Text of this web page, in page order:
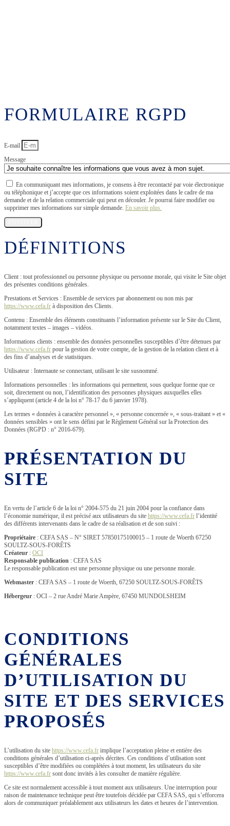
FORMULAIRE RGPD
E-mail
Message
En communiquant mes informations, je consens à être recontacté par voie électronique
ou téléphonique et j’accepte que ces informations soient exploitées dans le cadre de ma
demande et de la relation commerciale qui peut en découler. Je pourrai faire modifier ou
supprimer mes informations sur simple demande. En savoir plus.​
DÉFINITIONS
Client : tout professionnel ou personne physique ou personne morale, qui visite le Site objet
des présentes conditions générales.
Prestations et Services : Ensemble de services par abonnement ou non mis par
https://www.cefa.fr à disposition des Clients.
Contenu : Ensemble des éléments constituants l’information présente sur le Site du Client,
notamment textes – images – vidéos.
Informations clients : ensemble des données personnelles susceptibles d’être détenues par
https://www.cefa.fr pour la gestion de votre compte, de la gestion de la relation client et à
des fins d’analyses et de statistiques.
Utilisateur : Internaute se connectant, utilisant le site susnommé.
Informations personnelles : les informations qui permettent, sous quelque forme que ce
soit, directement ou non, l’identification des personnes physiques auxquelles elles
s’appliquent (article 4 de la loi n° 78-17 du 6 janvier 1978).
Les termes « données à caractère personnel », « personne concernée », « sous-traitant » et «
données sensibles » ont le sens défini par le Règlement Général sur la Protection des
Données (RGPD : n° 2016-679).
PRÉSENTATION DU
SITE
En vertu de l’article 6 de la loi n° 2004-575 du 21 juin 2004 pour la confiance dans
l’économie numérique, il est précisé aux utilisateurs du site https://www.cefa.fr l’identité
des différents intervenants dans le cadre de sa réalisation et de son suivi :
Propriétaire : CEFA SAS – N° SIRET 57850175100015 – 1 route de Woerth 67250
SOULTZ-SOUS-FORÊTS
Créateur : OCI
Responsable publication : CEFA SAS
Le responsable publication est une personne physique ou une personne morale.
Webmaster : CEFA SAS – 1 route de Woerth, 67250 SOULTZ-SOUS-FORÊTS
Hébergeur : OCI – 2 rue André Marie Ampère, 67450 MUNDOLSHEIM
CONDITIONS
GÉNÉRALES
D’UTILISATION DU
SITE ET DES SERVICES
PROPOSÉS
L’utilisation du site https://www.cefa.fr implique l’acceptation pleine et entière des
conditions générales d’utilisation ci-après décrites. Ces conditions d’utilisation sont
susceptibles d’être modifiées ou complétées à tout moment, les utilisateurs du site
https://www.cefa.fr sont donc invités à les consulter de manière régulière.
Ce site est normalement accessible à tout moment aux utilisateurs. Une interruption pour
raison de maintenance technique peut être toutefois décidée par CEFA SAS, qui s’efforcera
alors de communiquer préalablement aux utilisateurs les dates et heures de l’intervention.